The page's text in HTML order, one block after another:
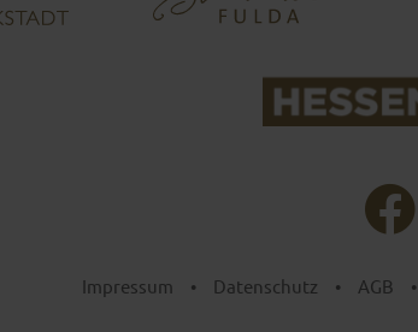
Impressum • Datenschutz • AGB •